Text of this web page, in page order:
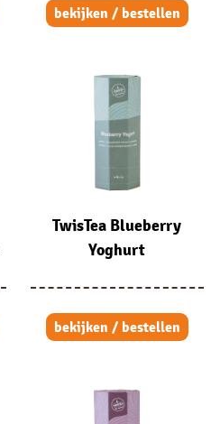
bekijken / bestellen
TwisTea Blueberry
Yoghurt
bekijken / bestellen